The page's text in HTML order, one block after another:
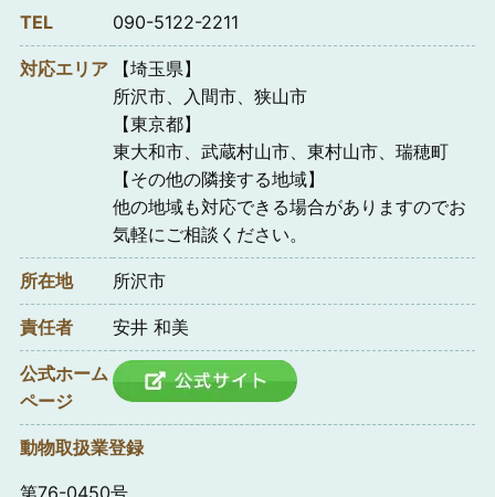
TEL 090-5122-2211
対応エリア
【埼玉県】
所沢市、入間市、狭山市
【東京都】
東大和市、武蔵村山市、東村山市、瑞穂町
【その他の隣接する地域】
他の地域も対応できる場合がありますのでお
気軽にご相談ください。
所在地 所沢市
責任者 安井 和美
公式ホーム
ページ
動物取扱業登録